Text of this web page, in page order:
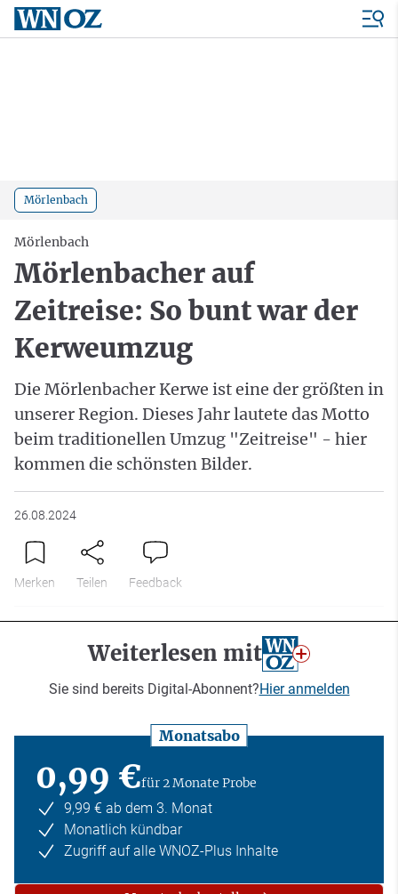
Mörlenbach
Mörlenbach
Mörlenbacher auf
Zeitreise: So bunt war der
Kerweumzug
Die Mörlenbacher Kerwe ist eine der größten in
unserer Region. Dieses Jahr lautete das Motto
beim traditionellen Umzug "Zeitreise" - hier
kommen die schönsten Bilder.
26.08.2024
Merken Teilen Feedback
Weiterlesen mit
Sie sind bereits Digital-Abonnent?Hier anmelden
Monatsabo
0,99 €für 2 Monate Probe
9,99 € ab dem 3. Monat
Monatlich kündbar
Zugriff auf alle WNOZ-Plus Inhalte